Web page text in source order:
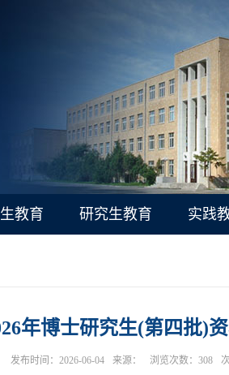
教育 研究生教育 实践
年博士研究生(第四批)
发布时间：2026-06-04 来源： 浏览次数： 308 次